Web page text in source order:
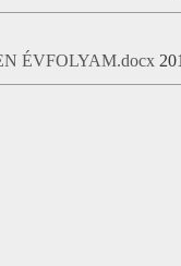
ÉVFOLYAM.docx